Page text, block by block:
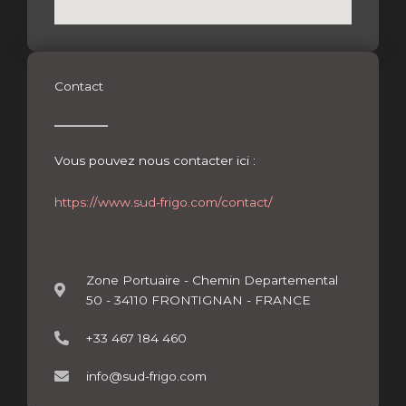
Contact
Vous pouvez nous contacter ici :
https://www.sud-frigo.com/contact/
Zone Portuaire - Chemin Departemental
50 - 34110 FRONTIGNAN - FRANCE
+33 467 184 460
info@sud-frigo.com